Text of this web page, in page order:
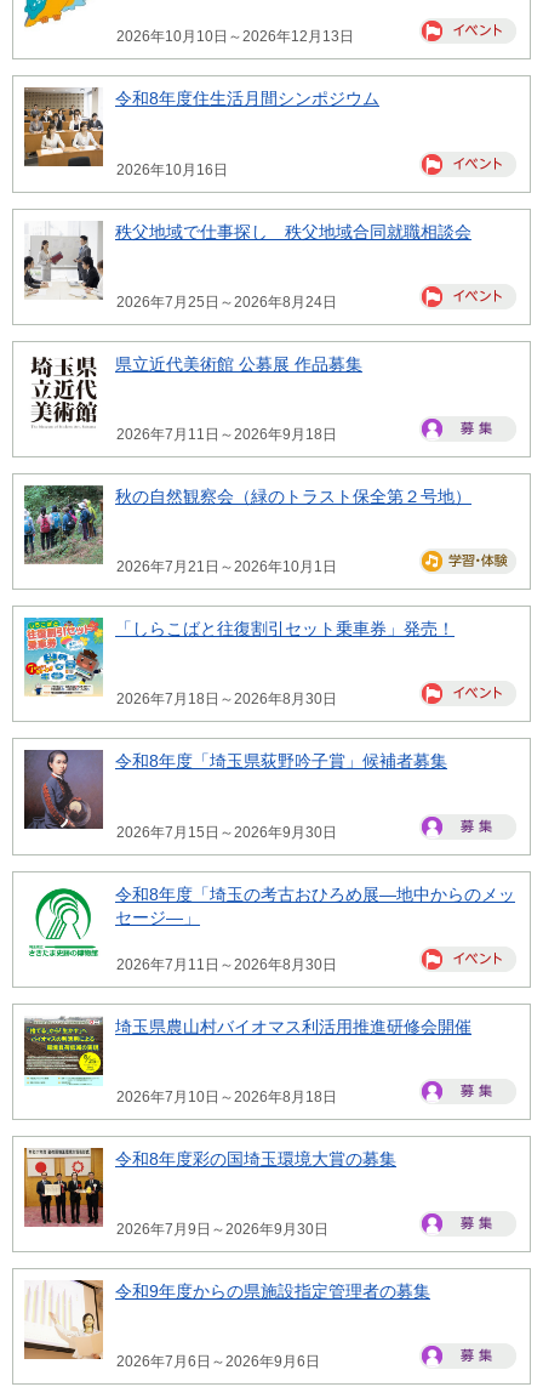
2026年10月10日～2026年12月13日
令和8年度住生活月間シンポジウム
2026年10月16日
秩父地域で仕事探し 秩父地域合同就職相談会
2026年7月25日～2026年8月24日
県立近代美術館 公募展 作品募集
2026年7月11日～2026年9月18日
秋の自然観察会（緑のトラスト保全第２号地）
2026年7月21日～2026年10月1日
「しらこばと往復割引セット乗車券」発売！
2026年7月18日～2026年8月30日
令和8年度「埼玉県荻野吟子賞」候補者募集
2026年7月15日～2026年9月30日
令和8年度「埼玉の考古おひろめ展―地中からのメッ
セージ―」
2026年7月11日～2026年8月30日
埼玉県農山村バイオマス利活用推進研修会開催
2026年7月10日～2026年8月18日
令和8年度彩の国埼玉環境大賞の募集
2026年7月9日～2026年9月30日
令和9年度からの県施設指定管理者の募集
2026年7月6日～2026年9月6日